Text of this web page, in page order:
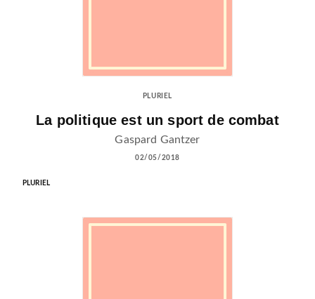
PLURIEL
La politique est un sport de combat
Gaspard Gantzer
02/05/2018
PLURIEL